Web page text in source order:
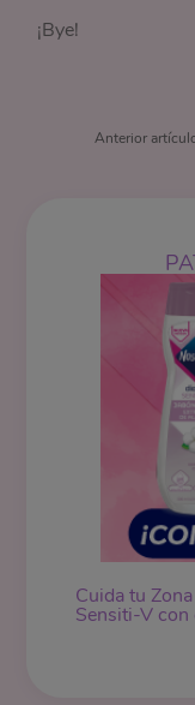
¡Bye!
Anterior
Cuida tu
Sensiti-V con